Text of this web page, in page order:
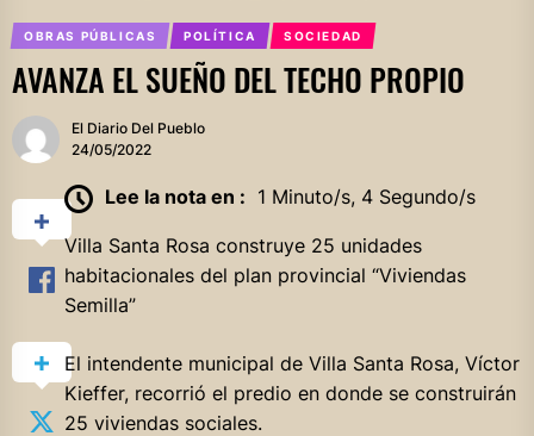
OBRAS PÚBLICAS POLÍTICA SOCIEDAD
AVANZA EL SUEÑO DEL TECHO PROPIO
El Diario Del Pueblo
24/05/2022
Lee la nota en : 1 Minuto/s, 4 Segundo/s
Villa Santa Rosa construye 25 unidades
habitacionales del plan provincial “Viviendas
Semilla”
El intendente municipal de Villa Santa Rosa, Víctor
Kieffer, recorrió el predio en donde se construirán
25 viviendas sociales.